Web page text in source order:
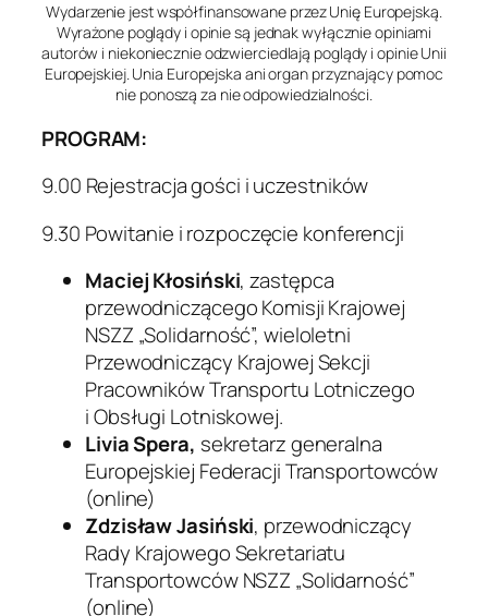
Wydarzenie jest współfinansowane przez Unię Europejską.
Wyrażone poglądy i opinie są jednak wyłącznie opiniami
autorów i niekoniecznie odzwierciedlają poglądy i opinie Unii
Europejskiej. Unia Europejska ani organ przyznający pomoc
nie ponoszą za nie odpowiedzialności.
PROGRAM:
9.00 Rejestracja gości i uczestników
9.30 Powitanie i rozpoczęcie konferencji
Maciej Kłosiński, zastępca
przewodniczącego Komisji Krajowej
NSZZ „Solidarność”, wieloletni
Przewodniczący Krajowej Sekcji
Pracowników Transportu Lotniczego
i Obsługi Lotniskowej.
Livia Spera, sekretarz generalna
Europejskiej Federacji Transportowców
(online)
Zdzisław Jasiński, przewodniczący
Rady Krajowego Sekretariatu
Transportowców NSZZ „Solidarność”
(online)